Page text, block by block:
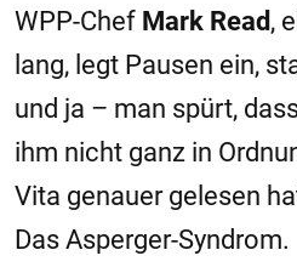
WPP-Chef Mark Read ,
lang, legt Pausen ein,
und ja – man spürt,
ihm nicht ganz in
Vita genauer gelesen
Das Asperger-Syndrom.